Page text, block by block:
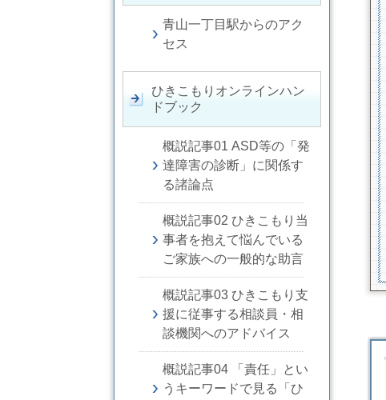
青山一丁目駅からのアク
セス
ひきこもりオンラインハン
ドブック
概説記事01 ASD等の「発
達障害の診断」に関係す
る諸論点
概説記事02 ひきこもり当
事者を抱えて悩んでいる
ご家族への一般的な助言
概説記事03 ひきこもり支
援に従事する相談員・相
談機関へのアドバイス
概説記事04 「責任」とい
うキーワードで見る「ひ